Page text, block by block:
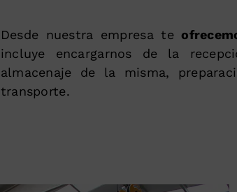
Desde nuestra empresa te
incluye encargarnos de la
almacenaje de la misma,
transporte.